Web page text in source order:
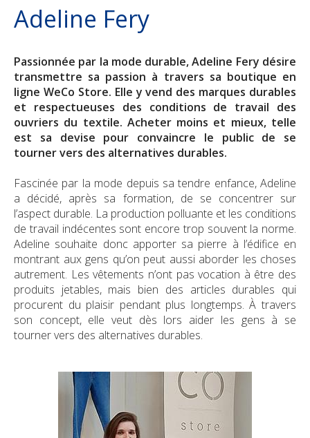
Durabilité
Check-up Assurances
Dirigeant d'entreprise
Check-up Assurances
Vos biens
Dirigeant d'entreprise
Vos chantiers
Vos finances
Check-up Assurances
Jobs
Votre déclaration de sinistre
Adeline Fery
Passionnée par la mode durable, Adeline Fery désire
transmettre sa passion à travers sa boutique en
ligne WeCo Store. Elle y vend des marques durables
et respectueuses des conditions de travail des
ouvriers du textile. Acheter moins et mieux, telle
est sa devise pour convaincre le public de se
tourner vers des alternatives durables.
Fascinée par la mode depuis sa tendre enfance, Adeline
a décidé, après sa formation, de se concentrer sur
l’aspect durable. La production polluante et les conditions
de travail indécentes sont encore trop souvent la norme.
Adeline souhaite donc apporter sa pierre à l’édifice en
montrant aux gens qu’on peut aussi aborder les choses
autrement. Les vêtements n’ont pas vocation à être des
produits jetables, mais bien des articles durables qui
procurent du plaisir pendant plus longtemps. À travers
son concept, elle veut dès lors aider les gens à se
tourner vers des alternatives durables.